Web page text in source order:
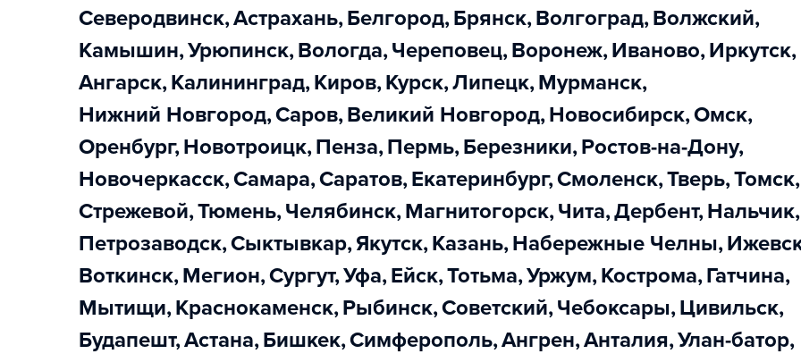
Северодвинск, Астрахань, Белгород, Брянск, Волгоград, Волжский,
Камышин, Урюпинск, Вологда, Череповец, Воронеж, Иваново, Иркутск,
Ангарск, Калининград, Киров, Курск, Липецк, Мурманск,
Нижний Новгород, Саров, Великий Новгород, Новосибирск, Омск,
Оренбург, Новотроицк, Пенза, Пермь, Березники, Ростов-на-Дону,
Новочеркасск, Самара, Саратов, Екатеринбург, Смоленск, Тверь, Томск,
Стрежевой, Тюмень, Челябинск, Магнитогорск, Чита, Дербент, Нальчик,
Петрозаводск, Сыктывкар, Якутск, Казань, Набережные Челны,
Воткинск, Мегион, Сургут, Уфа, Ейск, Тотьма, Уржум, Кострома, Гатчина,
Мытищи, Краснокаменск, Рыбинск, Советский, Чебоксары, Цивильск,
Будапешт, Астана, Бишкек, Симферополь, Ангрен, Анталия, Улан-батор,